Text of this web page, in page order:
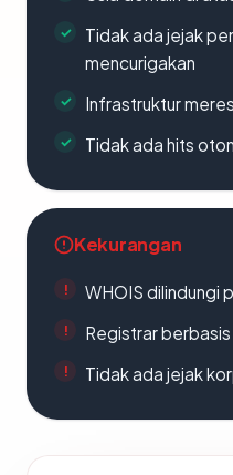
Tidak ada jejak
mencurigakan
Infrastruktur
Tidak ada hits
Kekurangan
WHOIS dilindungi
Registrar
Tidak ada jejak